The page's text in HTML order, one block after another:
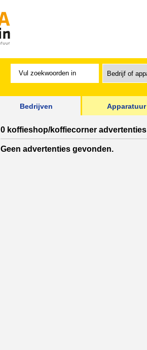
Bedrijven Apparatuur
0 koffieshop/koffiecorner advertenties
Geen advertenties gevonden.